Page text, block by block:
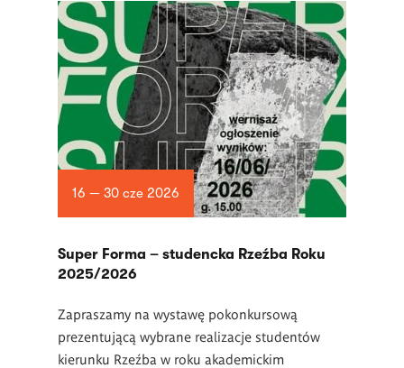
16 — 30 cze 2026
Super Forma – studencka Rzeźba Roku
2025/2026
Zapraszamy na wystawę pokonkursową
prezentującą wybrane realizacje studentów
kierunku Rzeźba w roku akademickim